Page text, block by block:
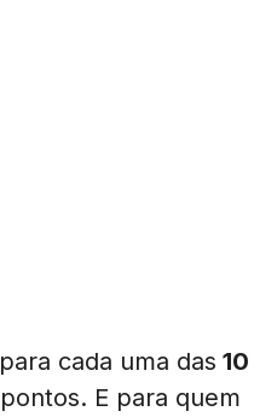
para cada uma das 10
pontos. E para quem